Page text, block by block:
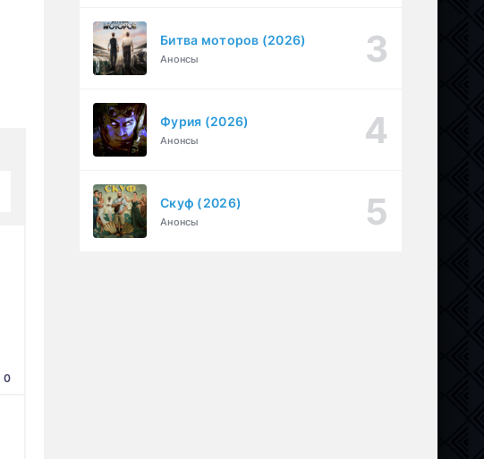
0
Битва моторов (2026)
Анонсы
Фурия (2026)
Анонсы
Скуф (2026)
Анонсы